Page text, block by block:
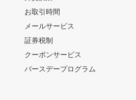
お取引時間
メールサービス
証券税制
クーポンサービス
バースデープログラム